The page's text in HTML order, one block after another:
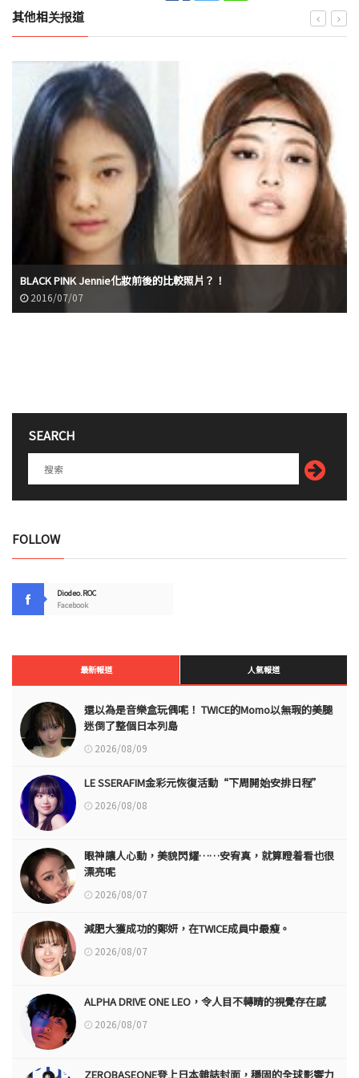
其他相关报道
BLACK PINK Jennie化妝前後的比較照片？！
2016/07/07
SEARCH
FOLLOW
Diodeo.ROC
Facebook
最新報道 人氣報道
還以為是音樂盒玩偶呢！ TWICE的Momo以無瑕的美腿
迷倒了整個日本列島
2026/08/09
LE SSERAFIM金彩元恢復活動“下周開始安排日程”
2026/08/08
眼神讓人心動，美貌閃耀……安宥真，就算瞪着看也很
漂亮呢
2026/08/07
減肥大獲成功的鄭妍，在TWICE成員中最瘦。
2026/08/07
ALPHA DRIVE ONE LEO，令人目不轉睛的視覺存在感
2026/08/07
ZEROBASEONE登上日本雜誌封面，穩固的全球影響力